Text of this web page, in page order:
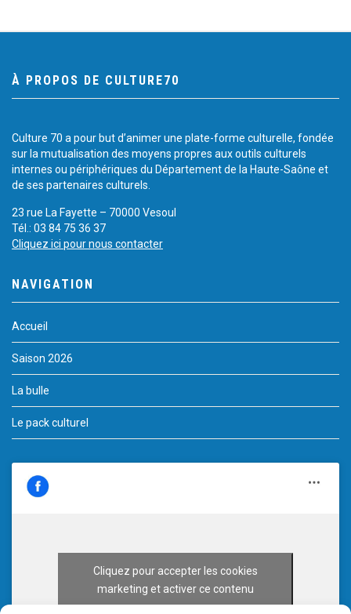
À PROPOS DE CULTURE70
Culture 70 a pour but d’animer une plate-forme culturelle, fondée
sur la mutualisation des moyens propres aux outils culturels
internes ou périphériques du Département de la Haute-Saône et
de ses partenaires culturels.
23 rue La Fayette – 70000 Vesoul
Tél.: 03 84 75 36 37
Cliquez ici pour nous contacter
NAVIGATION
Accueil
Saison 2026
La bulle
Le pack culturel
Cliquez pour accepter les cookies
marketing et activer ce contenu